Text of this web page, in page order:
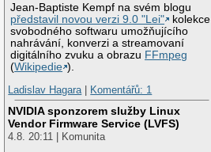
Jean-Baptiste Kempf na svém blogu
představil novou verzi 9.0 "Lei"
kolekce
svobodného softwaru umožňujícího
nahrávání, konverzi a streamovaní
digitálního zvuku a obrazu FFmpeg
(Wikipedie ).
Ladislav Hagara| Komentářů: 1
NVIDIA sponzorem služby Linux
Vendor Firmware Service (LVFS)
4.8. 20:11 | Komunita